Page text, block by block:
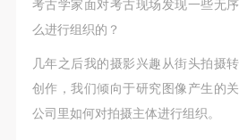
考古学家面对考古现场发现一些无
么进行组织的？
几年之后我的摄影兴趣从街头拍摄
创作，我们倾向于研究图像产生的
公司里如何对拍摄主体进行组织。
永久使用。
带有甲方肖像作品的拍摄费用由
乙方于拍摄完带有甲方肖像的
费用。
永久使用。
带有甲方肖像作品的拍摄费用由
乙方于拍摄完带有甲方肖像的
费用。
永久使用。
带有甲方肖像作品的拍摄费用由
乙方于拍摄完带有甲方肖像的
费用。